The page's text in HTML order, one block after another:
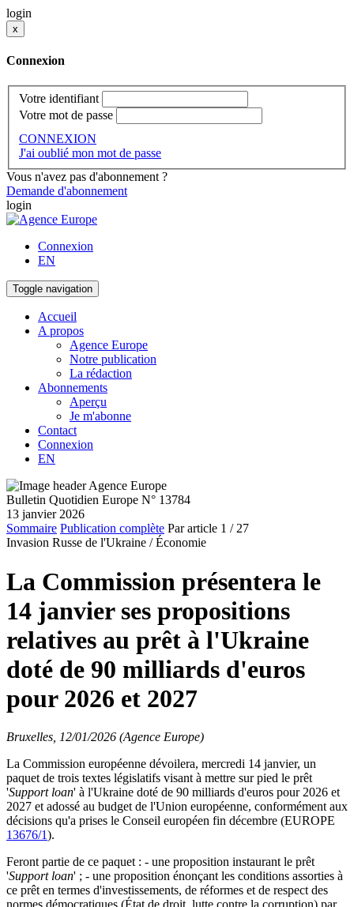
login
x
Connexion
Votre identifiant
Votre mot de passe
CONNEXION
J'ai oublié mon mot de passe
Vous n'avez pas d'abonnement ?
Demande d'abonnement
login
Connexion
EN
Toggle navigation
Accueil
A propos
Agence Europe
Notre publication
La rédaction
Abonnements
Aperçu
Je m'abonne
Contact
Connexion
EN
Bulletin Quotidien Europe N° 13784
13 janvier 2026
Sommaire Publication complète Par article 1 / 27
Invasion Russe de l'Ukraine / Économie
La Commission présentera le
14 janvier ses propositions
relatives au prêt à l'Ukraine
doté de 90 milliards d'euros
pour 2026 et 2027
Bruxelles, 12/01/2026 (Agence Europe)
La Commission européenne dévoilera, mercredi 14 janvier, un
paquet de trois textes législatifs visant à mettre sur pied le prêt
'Support loan' à l'Ukraine doté de 90 milliards d'euros pour 2026 et
2027 et adossé au budget de l'Union européenne, conformément aux
décisions qu'a prises le Conseil européen fin décembre (EUROPE
13676/1).
Feront partie de ce paquet : - une proposition instaurant le prêt
'Support loan' ; - une proposition énonçant les conditions assorties à
ce prêt en termes d'investissements, de réformes et de respect des
normes démocratiques (État de droit, lutte contre la corruption) par